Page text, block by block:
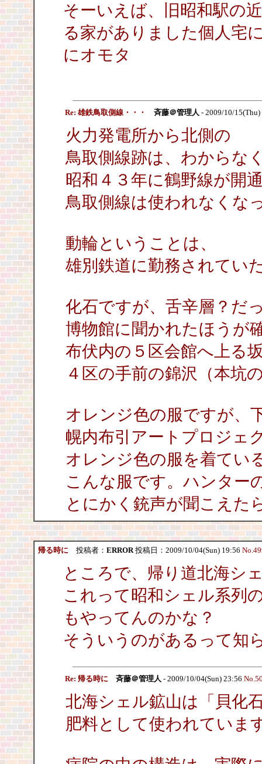
そーいえば、旧昭和駅の
る家がありました個人宅
にオモタ
Re: 雄鉄鳥取側線・・・ 斉藤＠管理人 - 2009/10/
火力発電所から北側の
鳥取側線跡は、わからな
昭和４３年に鶴野線が開
鳥取側線は使われなくな
動輪ということは、
雄別鉄道に勤務されてい
化石ですが、舌辛層？だ
博物館に聞かれたほうが
布伏内の５区会館へ上る
４区の手前の錦沢（本坑
オレンジ色の服ですが、
幌内布引アートプロジェ
オレンジ色の服を着てい
こんな服です。ハンター
とにかく銃声が聞こえた
帰る時に 投稿者： ERROR投稿日：2009/10/04(Sun) 19:56
ところで、帰り道北海シ
これって昭和シェル系列
もやってんのかな？
そういうのがあるって知
Re: 帰る時に 斉藤＠管理人 - 2009/10/04(Sun) 23:56
北海シェル鉱山は「貝化
肥料として使われていま